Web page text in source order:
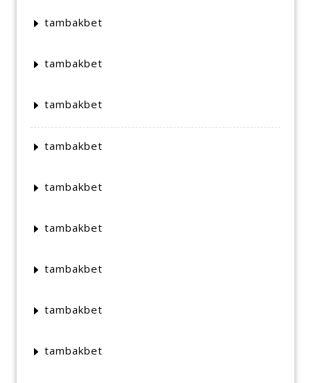
tambakbet
tambakbet
tambakbet
tambakbet
tambakbet
tambakbet
tambakbet
tambakbet
tambakbet